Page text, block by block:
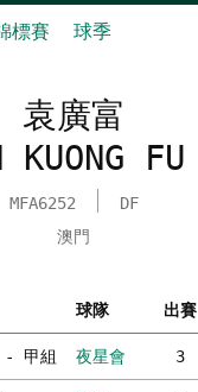
標賽 球季
袁廣富
KUONG FU
MFA6252
DF
澳門
球隊 出賽
- 甲組 夜星會 3